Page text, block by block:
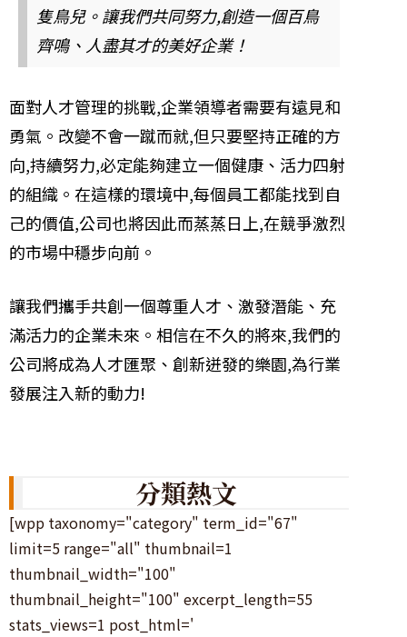
隻鳥兒。讓我們共同努力,創造一個百鳥
齊鳴、人盡其才的美好企業！
面對人才管理的挑戰,企業領導者需要有遠見和
勇氣。改變不會一蹴而就,但只要堅持正確的方
向,持續努力,必定能夠建立一個健康、活力四射
的組織。在這樣的環境中,每個員工都能找到自
己的價值,公司也將因此而蒸蒸日上,在競爭激烈
的市場中穩步向前。
讓我們攜手共創一個尊重人才、激發潛能、充
滿活力的企業未來。相信在不久的將來,我們的
公司將成為人才匯聚、創新迸發的樂園,為行業
發展注入新的動力!
分類熱文
[wpp taxonomy="category" term_id="67"
limit=5 range="all" thumbnail=1
thumbnail_width="100"
thumbnail_height="100" excerpt_length=55
stats_views=1 post_html='